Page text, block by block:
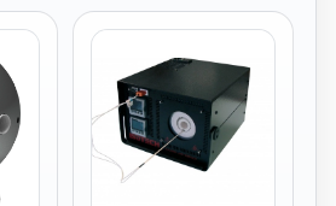
Blackbody Source
TECHNICAL
FEATUREVALUE Model
999 Temperature
Range 30°C to 550.0°C
Emissivity Greater than
0.995 Stability ±0.1°C
Display Resolution